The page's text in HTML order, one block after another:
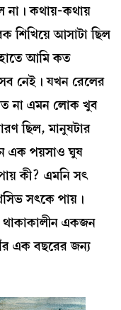
না। কথায়-কথায়
শিখিয়ে আসাটা ছিল
আমি কত
নেই। যখন রেলের
না এমন লোক খুব
ছিল, মানুষটার
এক পয়সাও ঘুষ
কী? এমনি সৎ
সৎকে পায়।
থাকাকালীন একজন
এক বছরের জন্য